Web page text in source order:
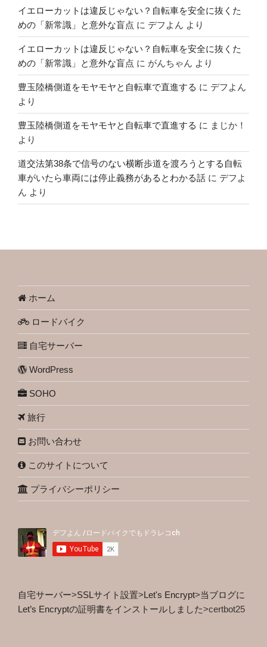
イエローカットは違反じゃない？自転車を安全に抜くた
めの「新常識」と意外な盲点 に デフよん より
イエローカットは違反じゃない？自転車を安全に抜くた
めの「新常識」と意外な盲点 に がんちゃん より
豊玉陸橋側道をモヤモヤと自転車で直進する に デフよん
より
豊玉陸橋側道をモヤモヤと自転車で直進する に まじか！
より
道交法第38条で信号のない横断歩道を渡ろうとする自転
車がいたら車両には停止義務があるとわかる話 に デフよ
ん より
ホーム
ロードバイク
自宅サーバー
WordPress
SOHO
旅行
お問い合わせ
このサイトについて
プライバシーポリシー
自宅サーバー>SSLサイト設置>Let's Encrypt>当ブログに
Let’s Encryptの証明書をインストールしました>certbot25